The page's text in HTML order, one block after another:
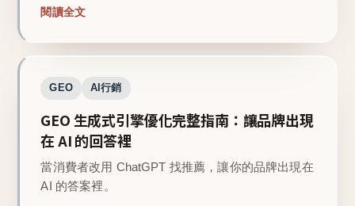
閱讀全文
GEO AI行銷
GEO 生成式引擎優化完整指南：讓品牌出現
在 AI 的回答裡
當消費者改用 ChatGPT 找推薦，讓你的品牌出現在
AI 的答案裡。